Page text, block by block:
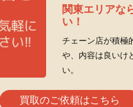
関東エリアな
い！
チェーン店が積極
や、内容は良いけ
い。
買取のご依頼はこちら